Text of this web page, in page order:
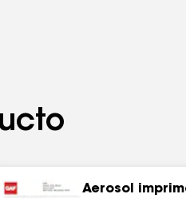
contenido de VOC
Aerosol